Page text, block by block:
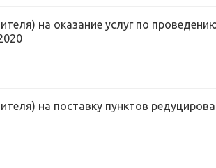
на оказание услуг по
на поставку пунктов